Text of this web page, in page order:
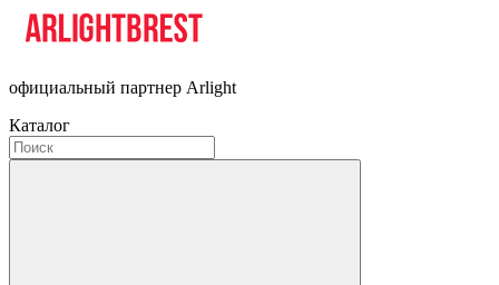
официальный партнер Arlight
Каталог